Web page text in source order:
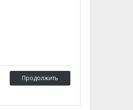
Продолжить